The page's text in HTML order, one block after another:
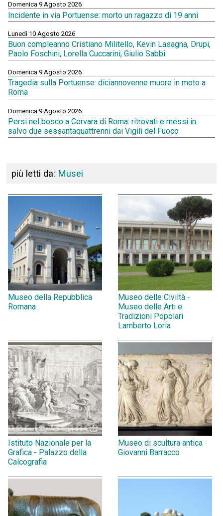
Domenica 9 Agosto 2026
Incidente in via Portuense: morto un ragazzo di 19 anni
Lunedì 10 Agosto 2026
Buon compleanno Cristiano Militello, Kevin Lasagna, Drupi,
Paolo Foschini, Lorella Cuccarini, Giulio Sabbi
Domenica 9 Agosto 2026
Tragedia sulla Portuense: diciannovenne muore in moto a
Roma
Domenica 9 Agosto 2026
Persi nel bosco a Cervara di Roma: ritrovati e messi in
salvo due sessantaquattrenni dai Vigili del Fuoco
più letti da: Musei
Museo della Repubblica
Romana
Museo delle Civiltà -
Museo delle Arti e
Tradizioni Popolari
Lamberto Loria
Istituto Nazionale per la
Grafica - Palazzo della
Calcografia
Museo di scultura antica
Giovanni Barracco